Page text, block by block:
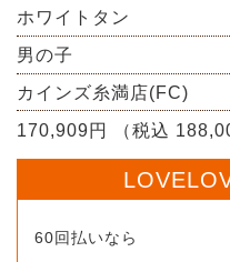
ホワイトタン
男の子
カインズ糸満店(FC)
170,909円 （税込
60回払いなら